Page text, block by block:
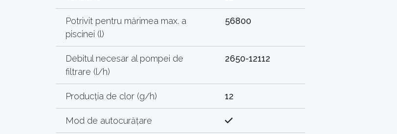
Potrivit pentru mărimea max. a
piscinei (l)
56800
Debitul necesar al pompei de
filtrare (l/h)
2650-12112
Producția de clor (g/h) 12
Mod de autocurățare